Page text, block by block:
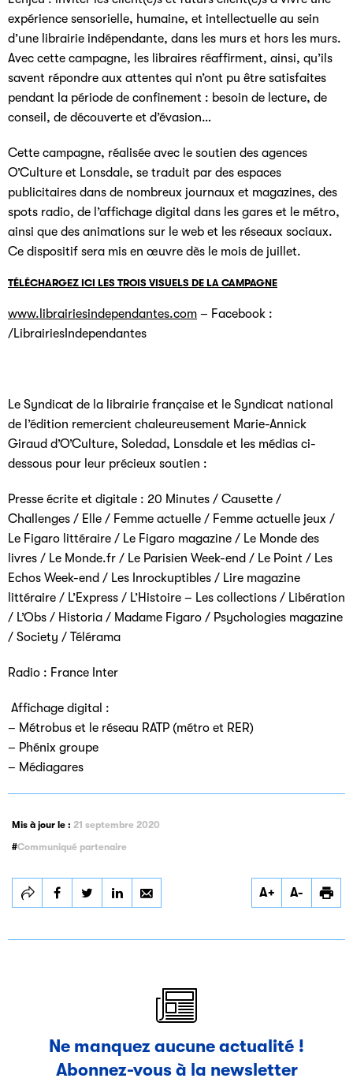
expérience sensorielle, humaine, et intellectuelle au sein
d’une librairie indépendante, dans les murs et hors les murs.
Avec cette campagne, les libraires réaffirment, ainsi, qu’ils
savent répondre aux attentes qui n’ont pu être satisfaites
pendant la période de confinement : besoin de lecture, de
conseil, de découverte et d’évasion…
Cette campagne, réalisée avec le soutien des agences
O’Culture et Lonsdale, se traduit par des espaces
publicitaires dans de nombreux journaux et magazines, des
spots radio, de l’affichage digital dans les gares et le métro,
ainsi que des animations sur le web et les réseaux sociaux.
Ce dispositif sera mis en œuvre dès le mois de juillet.
TÉLÉCHARGEZ ICI LES TROIS VISUELS DE LA CAMPAGNE
www.librairiesindependantes.com – Facebook :
/LibrairiesIndependantes
Le Syndicat de la librairie française et le Syndicat national
de l’édition remercient chaleureusement Marie-Annick
Giraud d’O’Culture, Soledad, Lonsdale et les médias ci-
dessous pour leur précieux soutien :
Presse écrite et digitale : 20 Minutes / Causette /
Challenges / Elle / Femme actuelle / Femme actuelle jeux /
Le Figaro littéraire / Le Figaro magazine / Le Monde des
livres / Le Monde.fr / Le Parisien Week-end / Le Point / Les
Echos Week-end / Les Inrockuptibles / Lire magazine
littéraire / L’Express / L’Histoire – Les collections / Libération
/ L’Obs / Historia / Madame Figaro / Psychologies magazine
/ Society / Télérama
Radio : France Inter
Affichage digital :
– Métrobus et le réseau RATP (métro et RER)
– Phénix groupe
– Médiagares
Mis à jour le : 21 septembre 2020
Communiqué partenaire
Partager
#tousenlibrairie : une
librairies indépendantes
Partager
#tousenlibrairie : une
librairies indépendantes
Partager
#tousenlibrairie : une
librairies indépendantes
A+ A-
Ne manquez aucune actualité !
Abonnez-vous à la newsletter